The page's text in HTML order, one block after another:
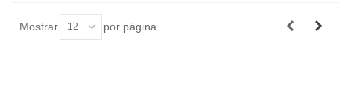
Mostrar 12 por página